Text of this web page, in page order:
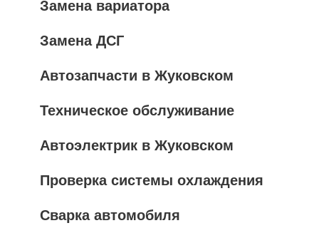
Замена вариатора
Замена ДСГ
Автозапчасти в Жуковском
Техническое обслуживание
Автоэлектрик в Жуковском
Проверка системы охлаждения
Сварка автомобиля